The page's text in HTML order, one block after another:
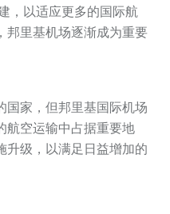
，以适应更多的国际航
邦里基机场逐渐成为重要
国家，但邦里基国际机场
航空运输中占据重要地
升级，以满足日益增加的